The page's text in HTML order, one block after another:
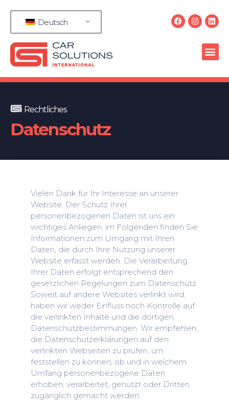
Deutsch
Rechtliches
Datenschutz
Vielen Dank für Ihr Interesse an unserer
Website. Der Schutz Ihrer
personenbezogenen Daten ist uns ein
wichtiges Anliegen, im Folgenden finden Sie
Informationen zum Umgang mit Ihren
Daten, die durch Ihre Nutzung unserer
Website erfasst werden. Die Verarbeitung
Ihrer Daten erfolgt entsprechend den
gesetzlichen Regelungen zum Datenschutz.
Soweit auf andere Websites verlinkt wird,
haben wir weder Einfluss noch Kontrolle auf
die verlinkten Inhalte und die dortigen
Datenschutzbestimmungen. Wir empfehlen,
die Datenschutzerklärungen auf den
verlinkten Webseiten zu prüfen, um
feststellen zu können, ob und in welchem
Umfang personenbezogene Daten
erhoben, verarbeitet, genutzt oder Dritten
zugänglich gemacht werden.